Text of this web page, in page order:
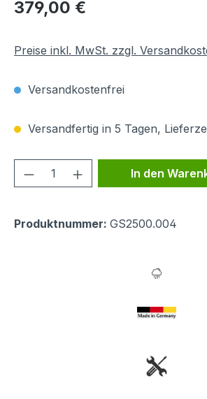
Regulärer Preis:
379,00 €
Preise inkl. MwSt. zzgl.
Versandkostenfrei
Versandfertig in 5 Tagen,
Produkt Anzahl: Gib
In den
Produktnummer: GS2500.004